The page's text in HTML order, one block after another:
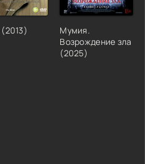
Мумия.
Возрождение зла
(2025)